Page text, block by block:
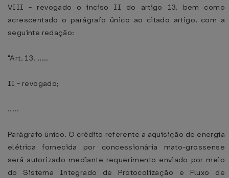
VIII - revogado o inciso II do artigo 13, bem como
acrescentado o parágrafo único ao citado artigo, com a
seguinte redação:
"Art. 13. .....
II - revogado;
.....
Parágrafo único. O crédito referente a aquisição de energia
elétrica fornecida por concessionária mato-grossense
será autorizado mediante requerimento enviado por meio
do Sistema Integrado de Protocolização e Fluxo de